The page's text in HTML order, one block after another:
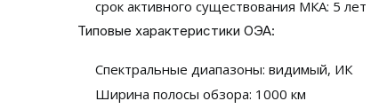
срок активного существования МКА: 5 лет
Типовые характеристики ОЭА:
Спектральные диапазоны: видимый, ИК
Ширина полосы обзора: 1000 км